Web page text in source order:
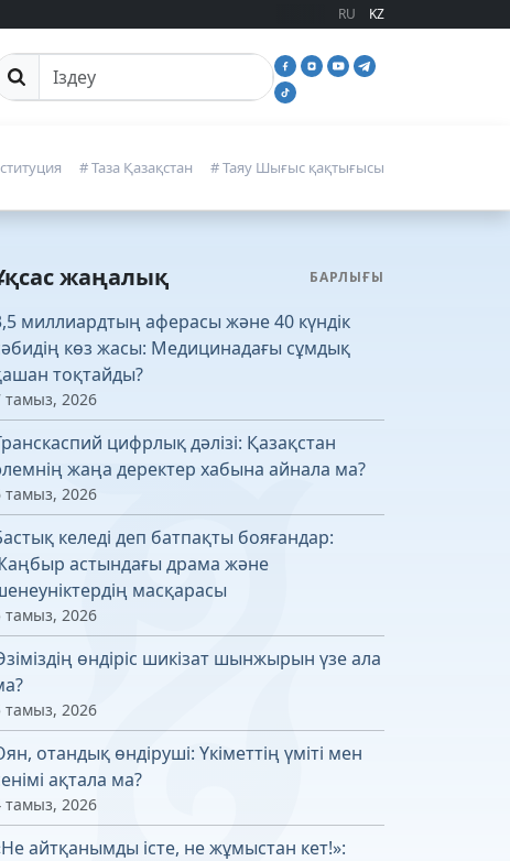
RU KZ
іздеу
# Таза Қазақстан # Таяу Шығыс қақтығысы
жаңалық БАРЛЫҒЫ
миллиардтың аферасы және 40 күндік
көз жасы: Медицинадағы сұмдық
тоқтайды?
тамыз, 2026
цифрлық дәлізі: Қазақстан
жаңа деректер хабына айнала ма?
тамыз, 2026
келеді деп батпақты бояғандар:
астындағы драма және
масқарасы
тамыз, 2026
өндіріс шикізат шынжырын үзе ала
тамыз, 2026
отандық өндіруші: Үкіметтің үміті мен
ақтала ма?
тамыз, 2026
айтқанымды істе, не жұмыстан кет!»: